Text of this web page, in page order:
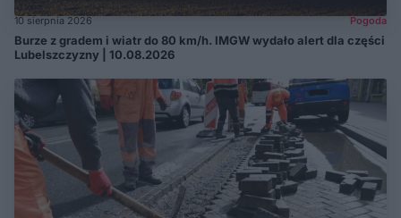
10 sierpnia 2026 Pogoda
Burze z gradem i wiatr do 80 km/h. IMGW wydało alert dla części
Lubelszczyzny | 10.08.2026